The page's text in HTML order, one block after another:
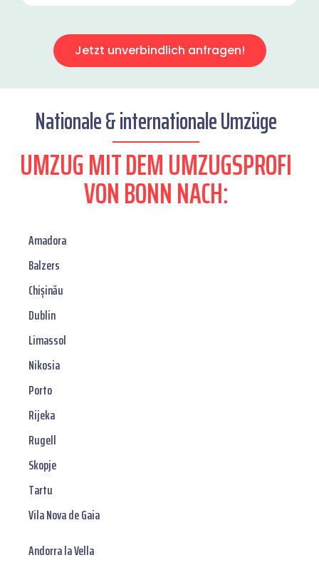
Jetzt unverbindlich anfragen!
Nationale & internationale Umzüge
UMZUG MIT DEM UMZUGSPROFI
VON BONN NACH:
Amadora
Balzers
Chișinău
Dublin
Limassol
Nikosia
Porto
Rijeka
Rugell
Skopje
Tartu
Vila Nova de Gaia
Andorra la Vella